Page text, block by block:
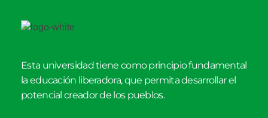
Esta universidad tiene como principio fundamental
la educación liberadora, que permita desarrollar el
potencial creador de los pueblos.